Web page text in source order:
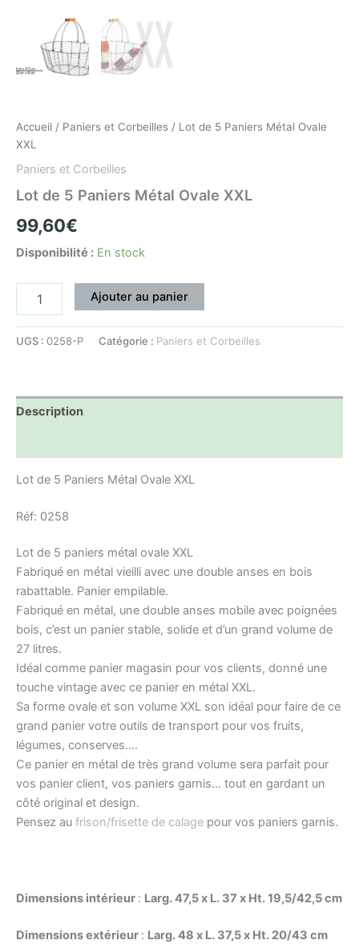
Accueil / Paniers et Corbeilles / Lot de 5 Paniers Métal Ovale
XXL
Paniers et Corbeilles
Lot de 5 Paniers Métal Ovale XXL
99,60€
Disponibilité : En stock
Ajouter au panier
UGS : 0258-P Catégorie : Paniers et Corbeilles
Description
Lot de 5 Paniers Métal Ovale XXL
Réf: 0258
Lot de 5 paniers métal ovale XXL
Fabriqué en métal vieilli avec une double anses en bois
rabattable. Panier empilable.
Fabriqué en métal, une double anses mobile avec poignées
bois, c’est un panier stable, solide et d’un grand volume de
27 litres.
Idéal comme panier magasin pour vos clients, donné une
touche vintage avec ce panier en métal XXL.
Sa forme ovale et son volume XXL son idéal pour faire de ce
grand panier votre outils de transport pour vos fruits,
légumes, conserves….
Ce panier en métal de très grand volume sera parfait pour
vos panier client, vos paniers garnis… tout en gardant un
côté original et design.
Pensez au frison/frisette de calage pour vos paniers garnis.
Dimensions intérieur : Larg. 47,5 x L. 37 x Ht. 19,5/42,5 cm
Dimensions extérieur : Larg. 48 x L. 37,5 x Ht. 20/43 cm